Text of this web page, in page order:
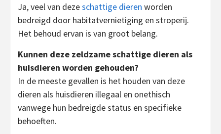
Ja, veel van dezeschattige dieren worden
bedreigd door habitatvernietiging en stroperij.
Het behoud ervan is van groot belang.
Kunnen deze zeldzame schattige dieren als
huisdieren worden gehouden?
In de meeste gevallen is het houden van deze
dieren als huisdieren illegaal en onethisch
vanwege hun bedreigde status en specifieke
behoeften.